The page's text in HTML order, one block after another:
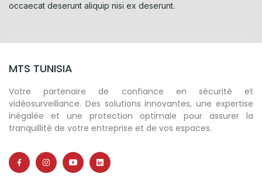
occaecat deserunt aliquip nisi ex deserunt.
MTS TUNISIA
Votre partenaire de confiance en sécurité et
vidéosurveillance. Des solutions innovantes, une expertise
inégalée et une protection optimale pour assurer la
tranquillité de votre entreprise et de vos espaces.